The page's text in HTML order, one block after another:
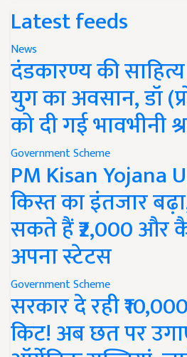
Latest feeds
News
दंडकारण्य की
युग का अवसान, डॉ
को दी गई भावभीनी
Government Scheme
PM Kisan Yojana
किस्त का इंतजार
सकते हैं ₹2,000
अपना स्टेटस
Government Scheme
सरकार दे रही
किट! अब छत पर